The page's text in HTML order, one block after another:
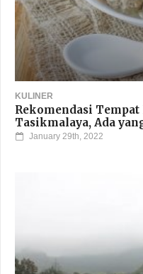
KULINER
Rekomendasi
Tasikmalaya, Ada
January 29th, 2022